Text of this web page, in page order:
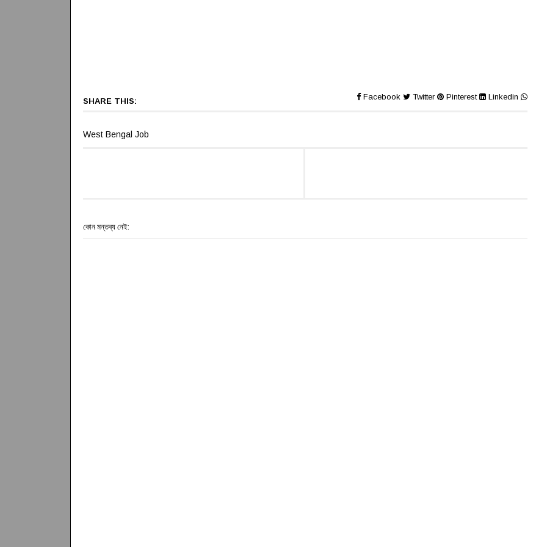
SHARE THIS: Facebook Twitter Pinterest Linkedin
West Bengal Job
কোন মন্তব্য নেই: